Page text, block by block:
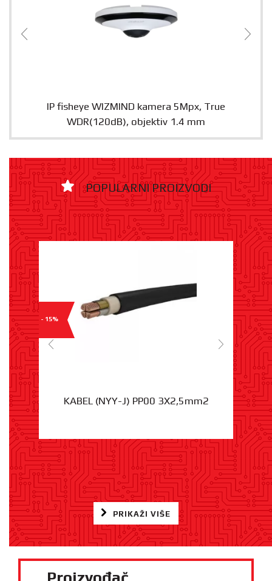
Proizvođač
IP fisheye WIZMIND kamera 5Mpx, True
WDR(120dB), objektiv 1.4 mm
POPULARNI PROIZVODI
- 15%
KABEL (NYY-J) PP00 3X2,5mm2
PRIKAŽI VIŠE